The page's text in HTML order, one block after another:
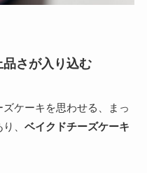
さが入り込む
ケーキを思わせる、まっ
、 ベイクドチーズケーキ